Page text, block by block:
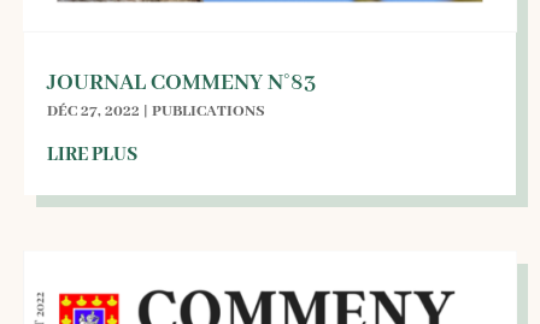
JOURNAL COMMENY N°83
DÉC 27, 2022 | PUBLICATIONS
LIRE PLUS